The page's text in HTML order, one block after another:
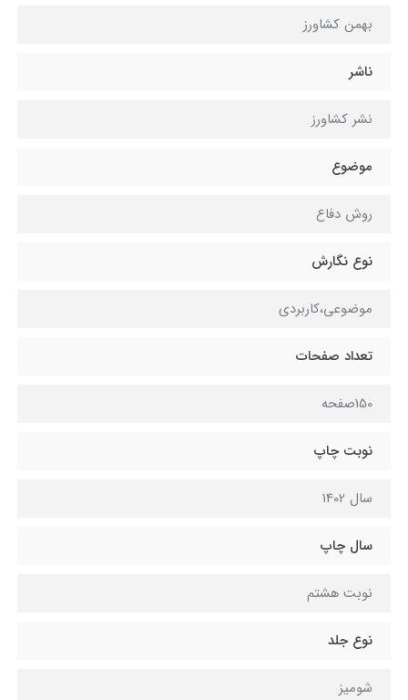
بهمن کشاورز
ناشر
نشر کشاورز
موضوع
روش دفاع
نوع نگارش
موضوعی،کاربردی
تعداد صفحات
150صفحه
نوبت چاپ
سال 1402
سال چاپ
نوبت هشتم
نوع جلد
شومیز